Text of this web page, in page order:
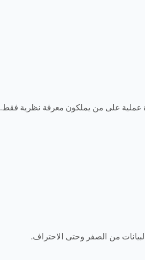
على من يملكون معرفة نظرية فقط.
من الصفر وحتى الاحتراف.